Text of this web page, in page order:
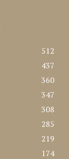
512
437
360
347
308
285
219
174